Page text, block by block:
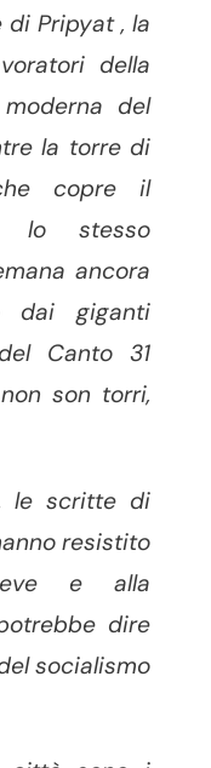
Pripyat , la
della
del
la torre di
copre il
lo stesso
ancora
dai giganti
Canto 31
son torri,
le scritte di
resistito
e alla
dire
socialismo